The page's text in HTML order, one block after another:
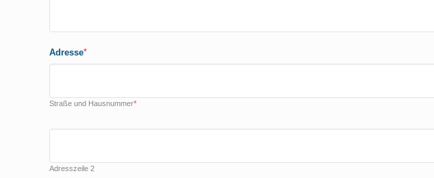
Adresse*
Straße und Hausnummer*
Adresszeile 2